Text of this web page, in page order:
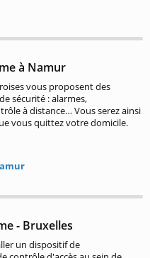
à Namur
vous proposent des
sécurité : alarmes,
à distance… Vous serez ainsi
vous quittez votre domicile.
- Bruxelles
un dispositif de